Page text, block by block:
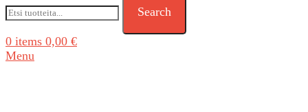
Search
0 items 0,00 €
Menu